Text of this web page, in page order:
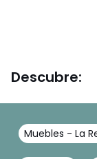
Descubre:
Muebles - La